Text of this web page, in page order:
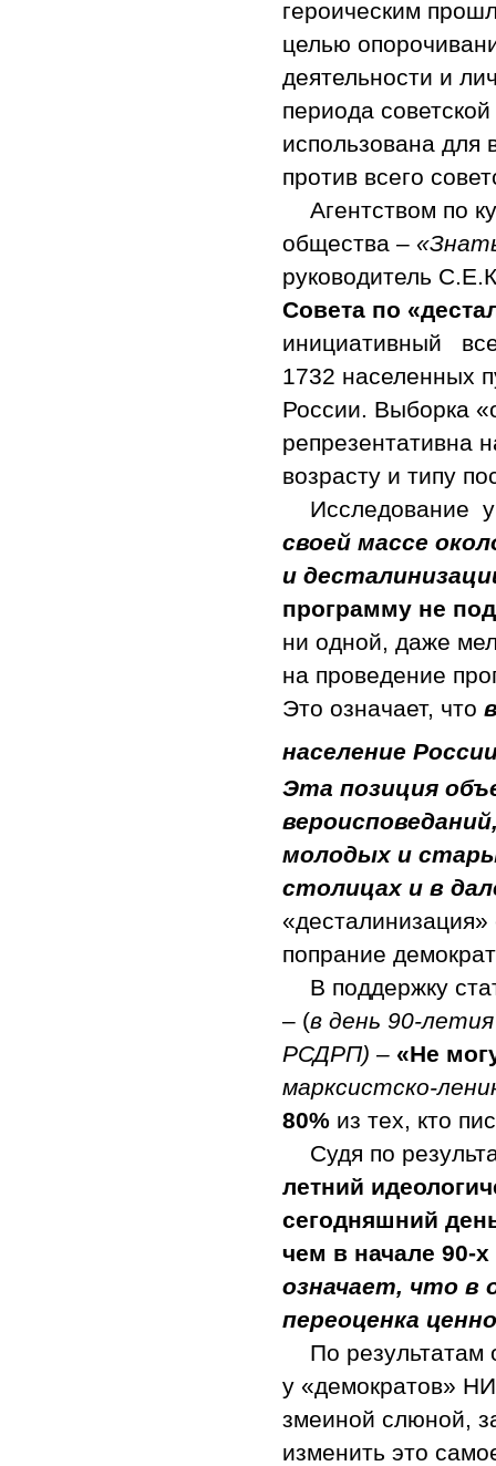
героическим
целью
деятельности и
периода
использована
против всего
Агентством по
общества –
руководитель
Совета по
инициативный
1732 населенных
России. Выборка
репрезентативна
возрасту и типу
Исследование
своей массе
и
программу не
ни одной, даже
на проведение
Это означает, что
население
Эта позиция
молодых и
столицах и в
«десталинизация»
попрание
В поддержку
– (в день 90-
РСДРП) – «Не
марксистско-
80% из тех, кто
Судя по
летний
сегодняшний
чем в начале 90-
означает, что в
переоценка
По
у «демократов»
змеиной слюной,
изменить это